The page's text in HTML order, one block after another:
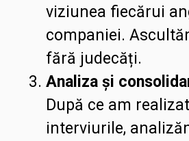
viziunea fiecărui
companiei.
fără judecăți.
Analiza și
După ce am
interviurile,